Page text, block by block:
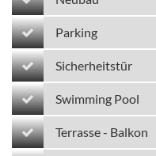
Parking
Sicherheitstür
Swimming Pool
Terrasse - Balkon